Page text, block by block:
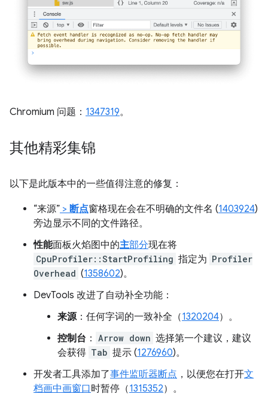
Chromium 问题： 1347319。
其他精彩集锦
以下是此版本中的一些值得注意的修复：
“来源” > 断点窗格现在会在不明确的文件名 (1403924)
旁边显示不同的文件路径。
性能面板火焰图中的主部分现在将
CpuProfiler::StartProfiling 指定为 Profiler
Overhead (1358602)。
DevTools 改进了自动补全功能：
来源：任何字词的一致补全（1320204）。
控制台 ： Arrow down 选择第一个建议，建议
会获得 Tab 提示 (1276960)。
开发者工具添加了事件监听器断点 ，以便您在打开文
档画中画窗口时暂停（1315352）。